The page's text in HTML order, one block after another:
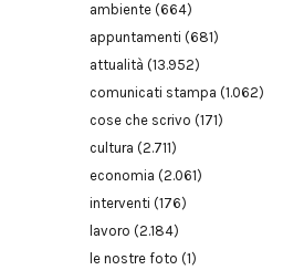
ambiente (664)
appuntamenti (681)
attualità (13.952)
comunicati stampa (1.062)
cose che scrivo (171)
cultura (2.711)
economia (2.061)
interventi (176)
lavoro (2.184)
le nostre foto (1)